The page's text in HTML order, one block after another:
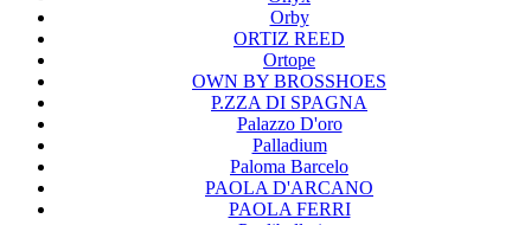
Orby
ORTIZ REED
Ortope
OWN BY BROSSHOES
P.ZZA DI SPAGNA
Palazzo D'oro
Palladium
Paloma Barcelo
PAOLA D'ARCANO
PAOLA FERRI